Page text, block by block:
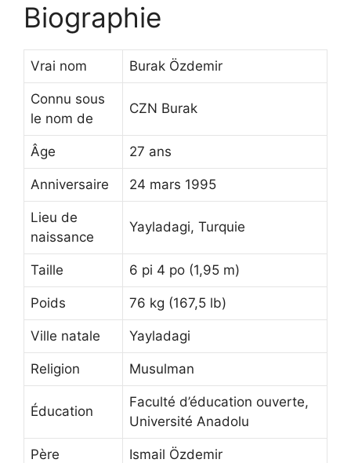
Biographie
Vrai nom Burak Özdemir
Connu sous
le nom de
CZN Burak
Âge 27 ans
Anniversaire 24 mars 1995
Lieu de
naissance
Yayladagi, Turquie
Taille 6 pi 4 po (1,95 m)
Poids 76 kg (167,5 lb)
Ville natale Yayladagi
Religion Musulman
Éducation
Faculté d’éducation ouverte,
Université Anadolu
Père Ismail Özdemir